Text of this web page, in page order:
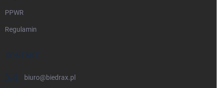
PPWR
Regulamin
KONTAKT
biuro@biedrax.pl